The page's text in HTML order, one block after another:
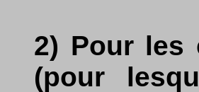
2) Pour les
(pour